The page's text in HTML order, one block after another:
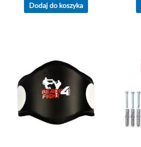
Dodaj do koszyka